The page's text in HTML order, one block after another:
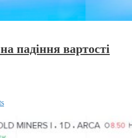
падіння вартості